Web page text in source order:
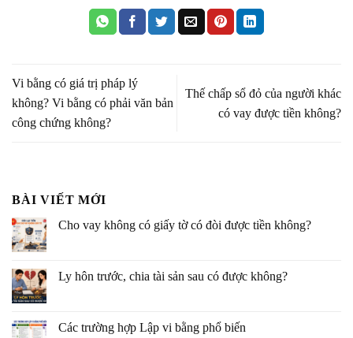
Vi bằng có giá trị pháp lý
không? Vi bằng có phải văn bản
công chứng không?
Thế chấp sổ đỏ của người khác
có vay được tiền không?
BÀI VIẾT MỚI
Cho vay không có giấy tờ có đòi được tiền không?
Ly hôn trước, chia tài sản sau có được không?
Các trường hợp Lập vi bằng phổ biến